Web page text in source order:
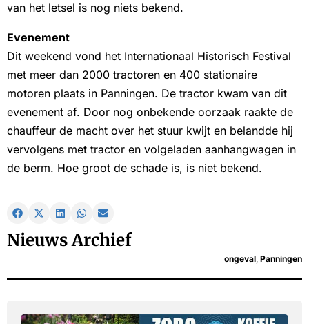
van het letsel is nog niets bekend.
Evenement
Dit weekend vond het Internationaal Historisch Festival
met meer dan 2000 tractoren en 400 stationaire
motoren plaats in Panningen. De tractor kwam van dit
evenement af. Door nog onbekende oorzaak raakte de
chauffeur de macht over het stuur kwijt en belandde hij
vervolgens met tractor en volgeladen aanhangwagen in
de berm. Hoe groot de schade is, is niet bekend.
Nieuws Archief
ongeval, Panningen